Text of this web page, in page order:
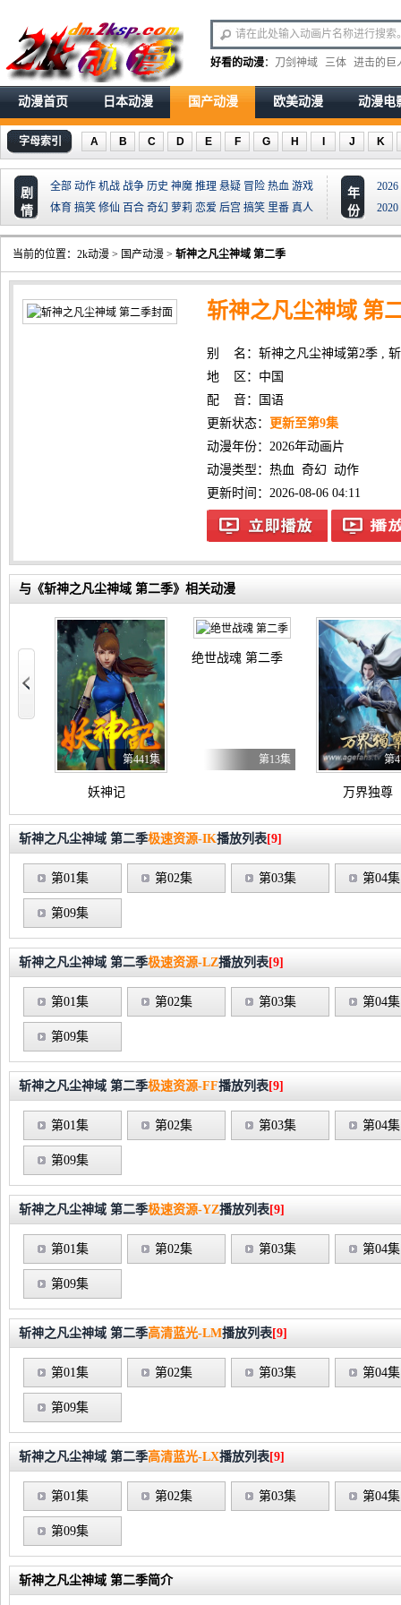
好看的动漫： 刀剑神域 三体 进击的巨
动漫首页 日本动漫 国产动漫 欧美动漫 动漫电
字母索引 A B C D E F G H J K
剧
情
全部 动作 机战 战争 历史 神魔 推理 悬疑 冒险 热血 游戏
体育 搞笑 修仙 百合 奇幻 萝莉 恋爱 后宫 搞笑 里番 真人
年
份
2026
2020
当前的位置： 2k动漫 > 国产动漫 > 斩神之凡尘神域 第二季
斩神之凡尘神域 第
别 名：斩神之凡尘神域第2季 , 斩
地 区：中国
配 音：国语
更新状态：
更新至第9集
动漫年份： 2026年动画片
动漫类型： 热血 奇幻 动作
更新时间：2026-08-06 04:11
与《斩神之凡尘神域 第二季》相关动漫
爽得我不想当辅助了！ 动态漫画
妖神记
第441集
绝世战魂 第二季
第13集
万界独尊
第
斩神之凡尘神域 第二季极速资源-IK播放列表[9]
第01集 第02集 第03集 第04集
第09集
斩神之凡尘神域 第二季极速资源-LZ播放列表[9]
第01集 第02集 第03集 第04集
第09集
斩神之凡尘神域 第二季极速资源-FF播放列表[9]
第01集 第02集 第03集 第04集
第09集
斩神之凡尘神域 第二季极速资源-YZ播放列表[9]
第01集 第02集 第03集 第04集
第09集
斩神之凡尘神域 第二季高清蓝光-LM播放列表[9]
第01集 第02集 第03集 第04集
第09集
斩神之凡尘神域 第二季高清蓝光-LX播放列表[9]
第01集 第02集 第03集 第04集
第09集
斩神之凡尘神域 第二季简介